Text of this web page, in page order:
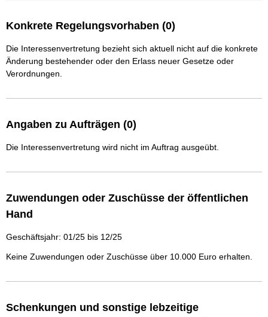
Konkrete Regelungsvorhaben (0)
Die Interessenvertretung bezieht sich aktuell nicht auf die konkrete
Änderung bestehender oder den Erlass neuer Gesetze oder
Verordnungen.
Angaben zu Aufträgen (0)
Die Interessenvertretung wird nicht im Auftrag ausgeübt.
Zuwendungen oder Zuschüsse der öffentlichen
Hand
Geschäftsjahr: 01/25 bis 12/25
Keine Zuwendungen oder Zuschüsse über 10.000 Euro erhalten.
Schenkungen und sonstige lebzeitige